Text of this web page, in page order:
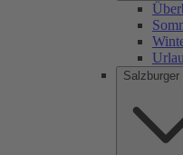
Salzburger